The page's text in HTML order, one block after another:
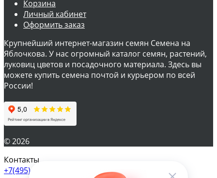
Корзина
Личный кабинет
Оформить заказ
Крупнейший интернет-магазин семян Семена на
Яблочкова. У нас огромный каталог семян, растений,
луковиц цветов и посадочного материала. Здесь вы
можете купить семена почтой и курьером по всей
России!
© 2026
Контакты
+7(495) 610-57-17